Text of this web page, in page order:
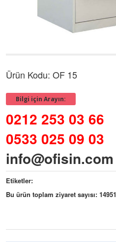
Ürün Kodu: OF 15
Bilgi için Arayın:
0212 253 03 66
0533 025 09 03
info@ofisin.com
Etiketler:
Bu ürün toplam ziyaret sayısı: 14951